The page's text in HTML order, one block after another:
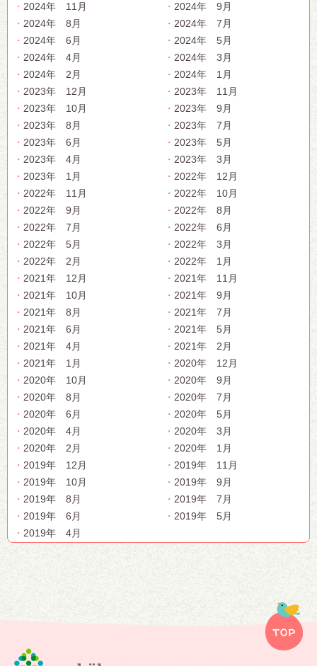
2024年 11月
2024年 9月
2024年 8月
2024年 7月
2024年 6月
2024年 5月
2024年 4月
2024年 3月
2024年 2月
2024年 1月
2023年 12月
2023年 11月
2023年 10月
2023年 9月
2023年 8月
2023年 7月
2023年 6月
2023年 5月
2023年 4月
2023年 3月
2023年 1月
2022年 12月
2022年 11月
2022年 10月
2022年 9月
2022年 8月
2022年 7月
2022年 6月
2022年 5月
2022年 3月
2022年 2月
2022年 1月
2021年 12月
2021年 11月
2021年 10月
2021年 9月
2021年 8月
2021年 7月
2021年 6月
2021年 5月
2021年 4月
2021年 2月
2021年 1月
2020年 12月
2020年 10月
2020年 9月
2020年 8月
2020年 7月
2020年 6月
2020年 5月
2020年 4月
2020年 3月
2020年 2月
2020年 1月
2019年 12月
2019年 11月
2019年 10月
2019年 9月
2019年 8月
2019年 7月
2019年 6月
2019年 5月
2019年 4月